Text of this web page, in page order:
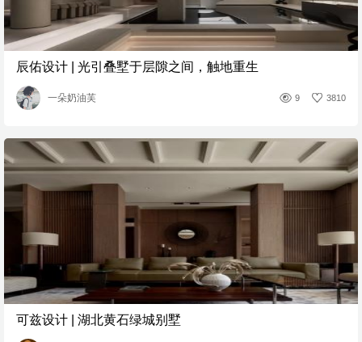
辰佑设计 | 光引叠墅于层隙之间，触地重生
一朵奶油芙 9 3810
可兹设计 | 湖北黄石绿城别墅